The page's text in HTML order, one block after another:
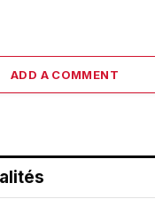
ADD A COMMENT